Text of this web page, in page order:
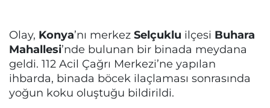
Olay, Konya’nı merkez Selçuklu ilçesi Buhara
Mahallesi’nde bulunan bir binada meydana
geldi. 112 Acil Çağrı Merkezi’ne yapılan
ihbarda, binada böcek ilaçlaması sonrasında
yoğun koku oluştuğu bildirildi.